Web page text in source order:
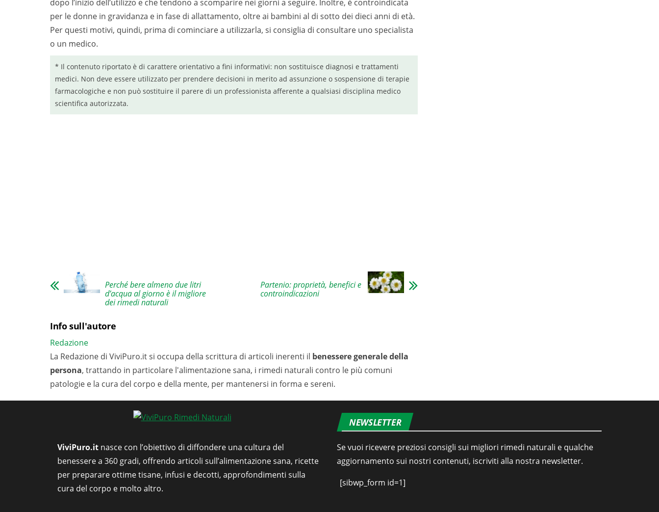
dopo l’inizio dell’utilizzo e che tendono a scomparire nei giorni a seguire. Inoltre, è controindicata
per le donne in gravidanza e in fase di allattamento, oltre ai bambini al di sotto dei dieci anni di età.
Per questi motivi, quindi, prima di cominciare a utilizzarla, si consiglia di consultare uno specialista
o un medico.
* Il contenuto riportato è di carattere orientativo a fini informativi: non sostituisce diagnosi e trattamenti
medici. Non deve essere utilizzato per prendere decisioni in merito ad assunzione o sospensione di terapie
farmacologiche e non può sostituire il parere di un professionista afferente a qualsiasi disciplina medico
scientifica autorizzata.
Perché bere almeno due litri
d’acqua al giorno è il migliore
dei rimedi naturali
Partenio: proprietà, benefici e
controindicazioni
Info sull'autore
Redazione
La Redazione di ViviPuro.it si occupa della scrittura di articoli inerenti il benessere generale della
persona, trattando in particolare l'alimentazione sana, i rimedi naturali contro le più comuni
patologie e la cura del corpo e della mente, per mantenersi in forma e sereni.
ViviPuro.it nasce con l’obiettivo di diffondere una cultura del
benessere a 360 gradi, offrendo articoli sull’alimentazione sana, ricette
per preparare ottime tisane, infusi e decotti, approfondimenti sulla
cura del corpo e molto altro.
NEWSLETTER
Se vuoi ricevere preziosi consigli sui migliori rimedi naturali e qualche
aggiornamento sui nostri contenuti, iscriviti alla nostra newsletter.
[sibwp_form id=1]